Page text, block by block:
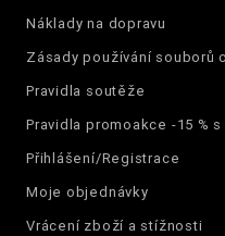
Náklady na dopravu
Zásady používání souborů
Pravidla soutěže
Pravidla promoakce -15 % s
Přihlášení/Registrace
Moje objednávky
Vrácení zboží a stížnosti